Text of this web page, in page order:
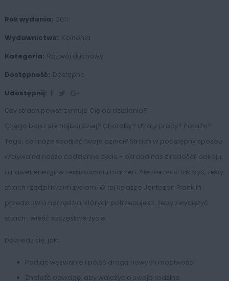
Rok wydania: 2011
Wydawnictwo: Koinonia
Kategoria: Rozwój duchowy
Dostępność: Dostępna
Udostępnij:
Czy strach powstrzymuje Cię od działania?
Czego boisz sie najbardziej? Choroby? Utraty pracy? Porażki?
Tego, co może spotkać twoje dzieci? Strach w podstępny sposób
wpływa na nasze codzienne życie - okrada nas z radości, pokoju,
a nawet energii w realizowaniu marzeń. Ale nie musi tak być, żeby
strach rządził twoim życiem. W tej ksiażce Jentezen Franklin
przedstawia narzędzia, których potrzebujesz, żeby zwyciężyć
strach i wieść szczęśliwe życie.
Dowiedz się, jak:
Podjąć wyzwanie i pójść drogą nowych możliwości.
Znaleźć odwagę, aby walczyć o swoją rodzine.